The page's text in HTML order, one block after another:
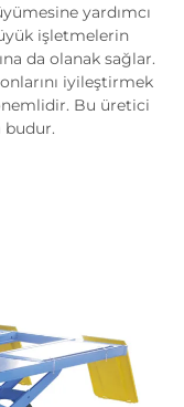
yardımcı
işletmelerin
da olanak sağlar.
iyileştirmek
Bu üretici
budur.